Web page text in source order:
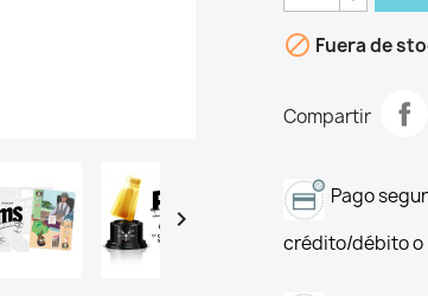

 Fuera de
Compartir
Pago
crédito/débito o